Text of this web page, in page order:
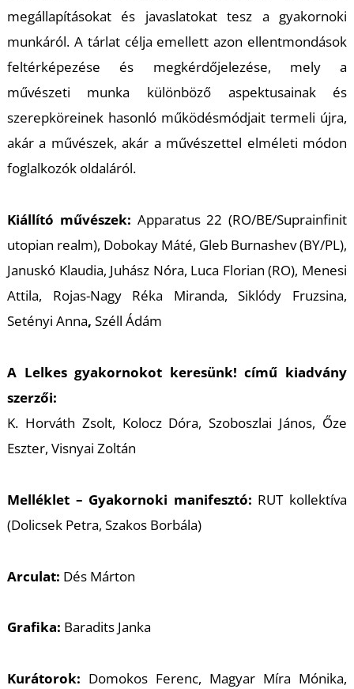
megállapításokat és javaslatokat tesz a gyakornoki
munkáról. A tárlat célja emellett azon ellentmondások
feltérképezése és megkérdőjelezése, mely a
művészeti munka különböző aspektusainak és
szerepköreinek hasonló működésmódjait termeli újra,
akár a művészek, akár a művészettel elméleti módon
foglalkozók oldaláról.
Kiállító művészek: Apparatus 22 (RO/BE/Suprainfinit
utopian realm), Dobokay Máté, Gleb Burnashev (BY/PL),
Januskó Klaudia, Juhász Nóra, Luca Florian (RO), Menesi
Attila, Rojas-Nagy Réka Miranda, Siklódy Fruzsina,
Setényi Anna, Széll Ádám
A Lelkes gyakornokot keresünk! című kiadvány
szerzői:
K. Horváth Zsolt, Kolocz Dóra, Szoboszlai János, Őze
Eszter, Visnyai Zoltán
Melléklet – Gyakornoki manifesztó: RUT kollektíva
(Dolicsek Petra, Szakos Borbála)
Arculat: Dés Márton
Grafika: Baradits Janka
Kurátorok: Domokos Ferenc, Magyar Míra Mónika,